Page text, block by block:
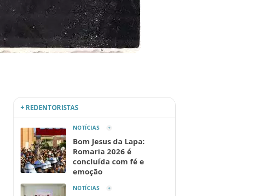
+ REDENTORISTAS
NOTÍCIAS
Bom Jesus da Lapa:
Romaria 2026 é
concluída com fé e
emoção
NOTÍCIAS